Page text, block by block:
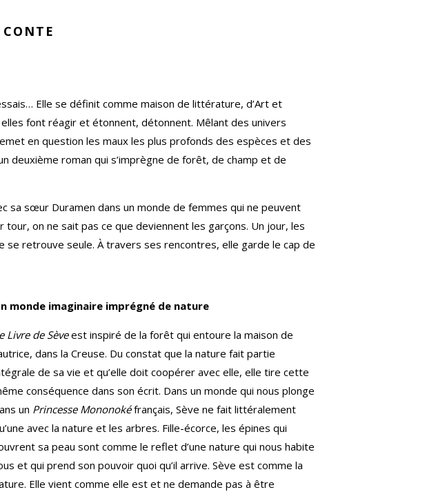
CONTE
Elle se définit comme maison de littérature, d’Art et
font réagir et étonnent, détonnent. Mêlant des univers
en question les maux les plus profonds des espèces et des
deuxième roman qui s’imprègne de forêt, de champ et de
sa sœur Duramen dans un monde de femmes qui ne peuvent
on ne sait pas ce que deviennent les garçons. Un jour, les
retrouve seule. À travers ses rencontres, elle garde le cap de
monde imaginaire imprégné de nature
Livre de Sèveest inspiré de la forêt qui entoure la maison de
dans la Creuse. Du constat que la nature fait partie
de sa vie et qu’elle doit coopérer avec elle, elle tire cette
conséquence dans son écrit. Dans un monde qui nous plonge
un Princesse Mononokéfrançais, Sève ne fait littéralement
avec la nature et les arbres. Fille-écorce, les épines qui
sa peau sont comme le reflet d’une nature qui nous habite
et qui prend son pouvoir quoi qu’il arrive. Sève est comme la
Elle vient comme elle est et ne demande pas à être